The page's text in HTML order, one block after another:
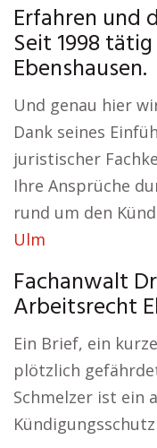
Erfahren und
Seit 1998
Ebenshausen.
Und genau hier
Dank seines
juristischer
Ihre Ansprüche
rund um den
Ulm
Fachanwalt
Arbeitsrecht
Ein Brief, ein
plötzlich
Schmelzer ist ein